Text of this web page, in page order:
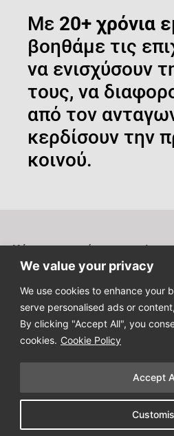
We value your privacy
We use cookies to enhance your
serve personalised ads or
By clicking "Accept All", you
cookies. Cookie Policy
Accept
Με 20+ χρόνια
βοηθάμε τις
να ενισχύσουν
τους, να
από τον
κερδίσουν την
κοινού.
Κάντε εγγραφή στο newsletter
τελευταία
Όροι Χρήσης &